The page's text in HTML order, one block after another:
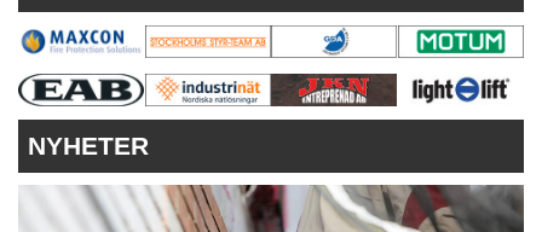
PRENUMERERA
VÅRA ANDRA MAGASIN
ANNONSERA
KONTAKT
NYHETER